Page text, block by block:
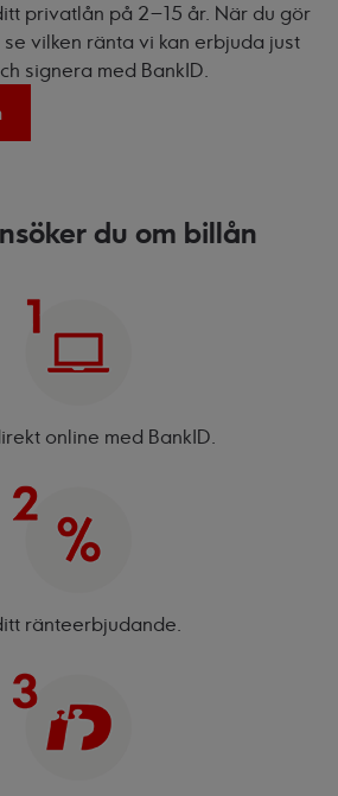
privatlån på 2–15 år. När du gör
se vilken ränta vi kan erbjuda just
signera med BankID.
du om billån
online med BankID.
ränte­erbjudande.